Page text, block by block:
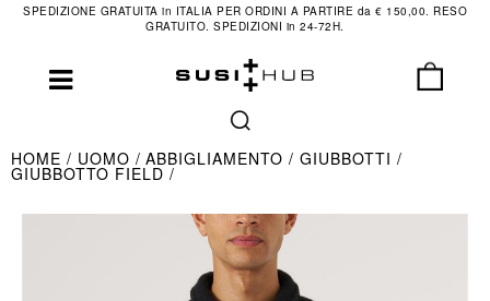
SPEDIZIONE GRATUITA in ITALIA PER ORDINI A PARTIRE da € 150,00. RESO
GRATUITO. SPEDIZIONI in 24-72H.
HOME UOMO ABBIGLIAMENTO GIUBBOTTI
GIUBBOTTO FIELD